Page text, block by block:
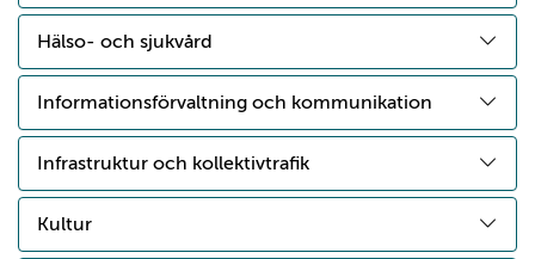
Hälso- och sjukvård
Informationsförvaltning och kommunikation
Infrastruktur och kollektivtrafik
Kultur